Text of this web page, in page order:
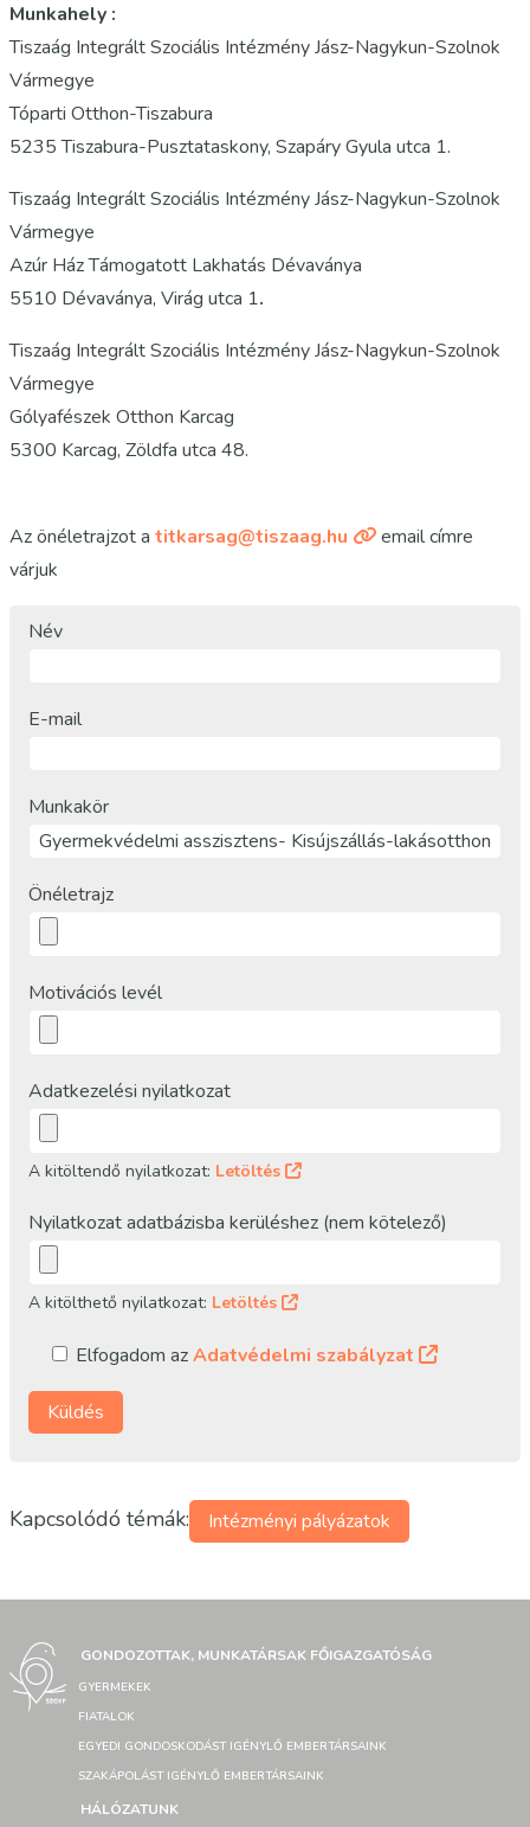
Munkahely :
Tiszaág Integrált Szociális Intézmény Jász-Nagykun-Szolnok
Vármegye
Tóparti Otthon-Tiszabura
5235 Tiszabura-Pusztataskony, Szapáry Gyula utca 1.
Tiszaág Integrált Szociális Intézmény Jász-Nagykun-Szolnok
Vármegye
Azúr Ház Támogatott Lakhatás Dévaványa
5510 Dévaványa, Virág utca 1.
Tiszaág Integrált Szociális Intézmény Jász-Nagykun-Szolnok
Vármegye
Gólyafészek Otthon Karcag
5300 Karcag, Zöldfa utca 48.
Az önéletrajzot a titkarsag@tiszaag.hu
email címre
várjuk
Név
E-mail
Munkakör
Önéletrajz
Motivációs levél
Adatkezelési nyilatkozat
A kitöltendő nyilatkozat: Letöltés
Nyilatkozat adatbázisba kerüléshez (nem kötelező)
A kitölthető nyilatkozat: Letöltés
Elfogadom azAdatvédelmi szabályzat
Kapcsolódó témák: Intézményi pályázatok
GONDOZOTTAK, MUNKATÁRSAK FŐIGAZGATÓSÁG
GYERMEKEK
FIATALOK
EGYEDI GONDOSKODÁST IGÉNYLŐ EMBERTÁRSAINK
SZAKÁPOLÁST IGÉNYLŐ EMBERTÁRSAINK
HÁLÓZATUNK